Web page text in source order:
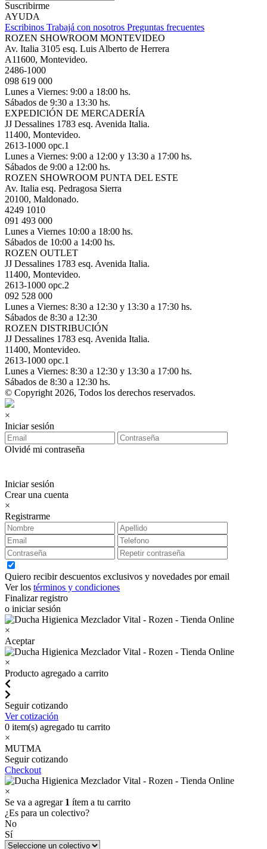
Suscribirme
AYUDA
Escribinos Trabajá con nosotros Preguntas frecuentes
ROZEN SHOWROOM MONTEVIDEO
Av. Italia 3105 esq. Luis Alberto de Herrera
A11600, Montevideo.
2486-1000
098 619 000
Lunes a Viernes: 9:00 a 18:00 hs.
Sábados de 9:30 a 13:30 hs.
EXPEDICIÓN DE MERCADERÍA
JJ Dessalines 1783 esq. Avenida Italia.
11400, Montevideo.
2613-1000 opc.1
Lunes a Viernes: 9:00 a 12:00 y 13:30 a 17:00 hs.
Sábados de 9:00 a 12:00 hs.
ROZEN SHOWROOM PUNTA DEL ESTE
Av. Italia esq. Pedragosa Sierra
20100, Maldonado.
4249 1010
091 493 000
Lunes a Viernes 10:00 a 18:00 hs.
Sábados de 10:00 a 14:00 hs.
ROZEN OUTLET
JJ Dessalines 1783 esq. Avenida Italia.
11400, Montevideo.
2613-1000 opc.2
092 528 000
Lunes a Viernes: 8:30 a 12:30 y 13:30 a 17:30 hs.
Sábados de 8:30 a 12:30
ROZEN DISTRIBUCIÓN
JJ Dessalines 1783 esq. Avenida Italia.
11400, Montevideo.
2613-1000 opc.1
Lunes a Viernes: 8:30 a 12:30 y 13:30 a 17:00 hs.
Sábados de 8:30 a 12:30 hs.
© Copyright 2026, Todos los derechos reservados.
×
Iniciar sesión
Olvidé mi contraseña
Iniciar sesión
Crear una cuenta
×
Registrarme
Quiero recibir descuentos exclusivos y novedades por email
Ver los términos y condiciones
Finalizar registro
o iniciar sesión
×
Aceptar
×
Producto agregado a carrito
Seguir cotizando
Ver cotización
0 item(s) agregado tu carrito
×
MUTMA
Seguir cotizando
Checkout
×
Se va a agregar 1 ítem a tu carrito
¿Es para un colectivo?
No
Sí